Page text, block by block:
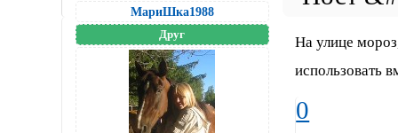
МариШка1988
Друг
На улице
использовать
0